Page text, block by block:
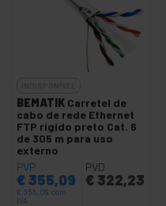
BEMATIK Carretel de
cabo de rede Ethernet
FTP rígido preto Cat. 6
de 305 m para uso
externo
PVP
€ 355,09
€ 355,09 com
IVA
PVD
€322,23